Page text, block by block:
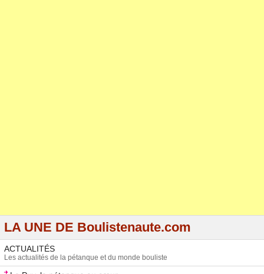
LA UNE DE Boulistenaute.com
ACTUALITÉS
Les actualités de la pétanque et du monde bouliste